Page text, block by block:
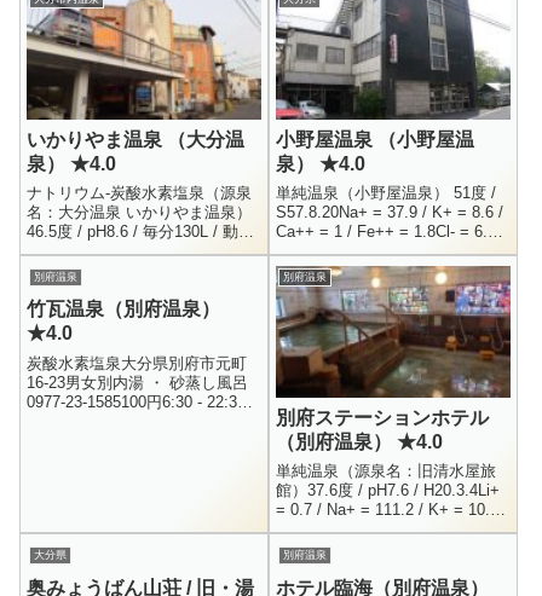
いかりやま温泉 （大分温
泉） ★4.0
ナトリウム-炭酸水素塩泉（源泉
名：大分温泉 いかりやま温泉）
46.5度 / pH8.6 / 毎分130L / 動力
揚湯 / H25.7.17Li+ = 0.2 / Na+ =
32...
小野屋温泉 （小野屋温
泉） ★4.0
単純温泉（小野屋温泉） 51度 /
S57.8.20Na+ = 37.9 / K+ = 8.6 /
Ca++ = 1 / Fe++ = 1.8Cl- = 6.7 /
F- = 3 ...
別府温泉
竹瓦温泉（別府温泉）
★4.0
炭酸水素塩泉大分県別府市元町
16-23男女別内湯 ・ 砂蒸し風呂
0977-23-1585100円6:30 - 22:30
別府温泉
別府ステーションホテル
（別府温泉） ★4.0
単純温泉（源泉名：旧清水屋旅
館）37.6度 / pH7.6 / H20.3.4Li+
= 0.7 / Na+ = 111.2 / K+ = 10.9 /
Mg+ = 19.6Ca+...
大分県
奥みょうばん山荘 / 旧・湯
別府温泉
ホテル臨海（別府温泉）